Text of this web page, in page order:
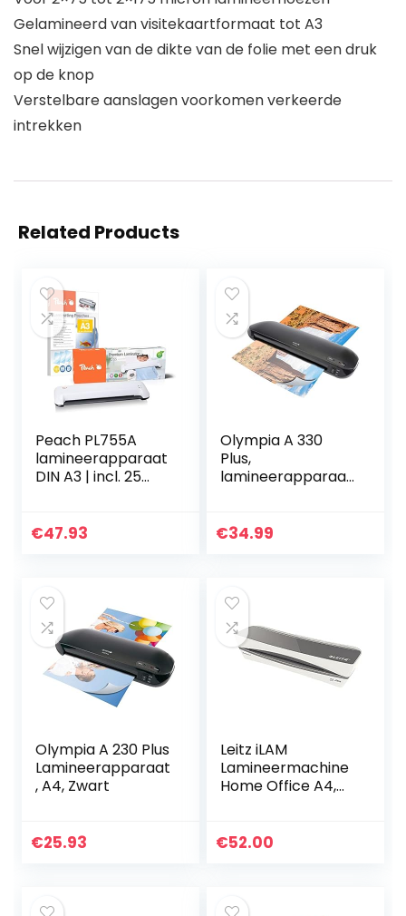
Gelamineerd van visitekaartformaat tot A3
Snel wijzigen van de dikte van de folie met een druk
op de knop
Verstelbare aanslagen voorkomen verkeerde
intrekken
Related Products
Peach PL755A
lamineerapparaat
DIN A3 | incl. 25
dubbel zo snel
€47.93
Olympia A 330
Plus,
lamineerapparaat
€34.99
Olympia A 230 Plus
Lamineerapparaat
, A4, Zwart
€25.93
Leitz iLAM
Lamineermachine
Home Office A4,
Compact, Lage
€52.00